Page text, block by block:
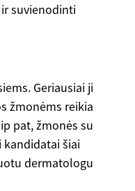
suvienodinti
Geriausiai ji
žmonėms reikia
pat, žmonės su
šiai
dermatologu